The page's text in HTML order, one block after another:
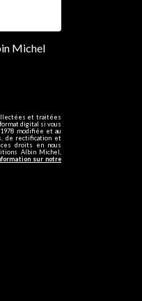
Michel
et traitées
digital si vous
modifiée et au
de rectification et
ces droits en nous
Albin Michel,
sur notre